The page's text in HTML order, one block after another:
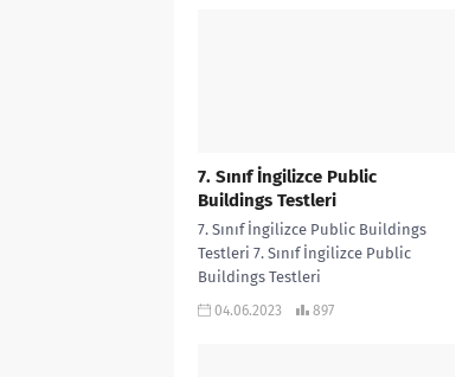
7. Sınıf İngilizce Public
Buildings Testleri
7. Sınıf İngilizce Public Buildings
Testleri 7. Sınıf İngilizce Public
Buildings Testleri
04.06.2023 897